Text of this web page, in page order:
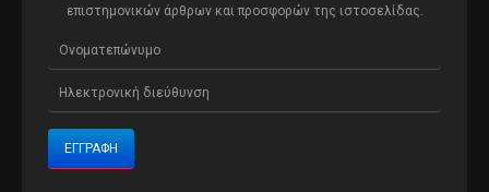
επιστημονικών άρθρων και προσφορών της ιστοσελίδας.